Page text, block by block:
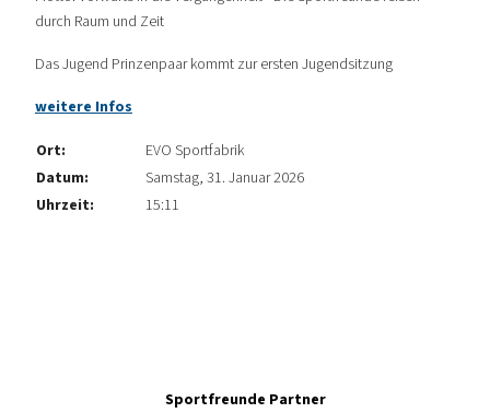
durch Raum und Zeit
Das Jugend Prinzenpaar kommt zur ersten Jugendsitzung
weitere Infos
Ort:
EVO Sportfabrik
Datum:
Samstag, 31. Januar 2026
Uhrzeit:
15:11
Sportfreunde Partner